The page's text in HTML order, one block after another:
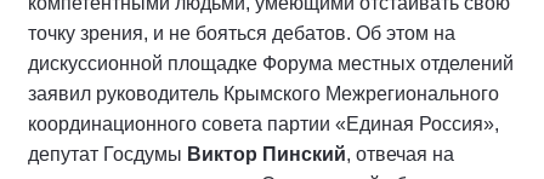
точку зрения, и не бояться дебатов. Об этом на
дискуссионной площадке Форума местных отделений
заявил руководитель Крымского Межрегионального
координационного совета партии «Единая Россия»,
депутат Госдумы Виктор Пинский, отвечая на